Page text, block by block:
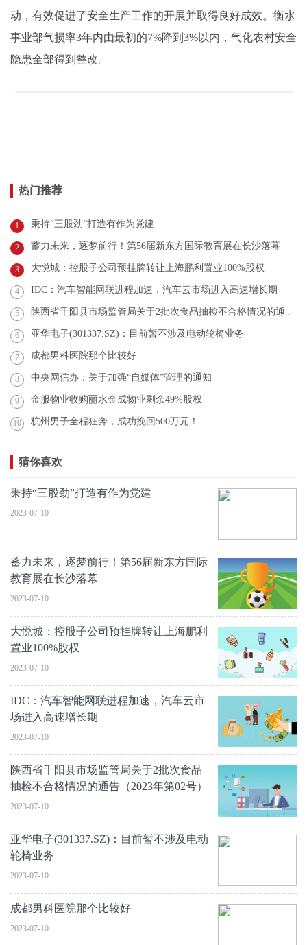
动，有效促进了安全生产工作的开展并取得良好成效。衡水
事业部气损率3年内由最初的7%降到3%以内，气化农村安全
隐患全部得到整改。
热门推荐
1 秉持“三股劲”打造有作为党建
2 蓄力未来，逐梦前行！第56届新东方国际教育展在长沙落幕
3 大悦城：控股子公司预挂牌转让上海鹏利置业100%股权
4 IDC：汽车智能网联进程加速，汽车云市场进入高速增长期
5 陕西省千阳县市场监管局关于2批次食品抽检不合格情况的通告（2023年第02号）
6 亚华电子(301337.SZ)：目前暂不涉及电动轮椅业务
7 成都男科医院那个比较好
8 中央网信办：关于加强“自媒体”管理的通知
9 金服物业收购丽水金成物业剩余49%股权
10 杭州男子全程狂奔，成功挽回500万元！
猜你喜欢
秉持“三股劲”打造有作为党建
2023-07-10
蓄力未来，逐梦前行！第56届新东方国际
教育展在长沙落幕
2023-07-10
大悦城：控股子公司预挂牌转让上海鹏利
置业100%股权
2023-07-10
IDC：汽车智能网联进程加速，汽车云市
场进入高速增长期
2023-07-10
陕西省千阳县市场监管局关于2批次食品
抽检不合格情况的通告（2023年第02号）
2023-07-10
亚华电子(301337.SZ)：目前暂不涉及电动
轮椅业务
2023-07-10
成都男科医院那个比较好
2023-07-10